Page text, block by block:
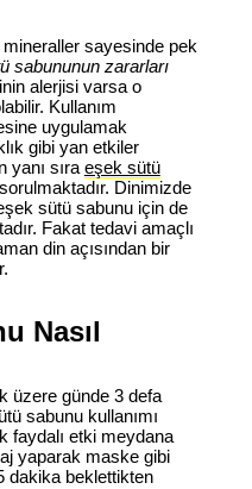
sayesinde pek
sabununun zararları
alerjisi varsa o
Kullanım
uygulamak
gibi yan etkiler
yanı sıra eşek sütü
Dinimizde
sütü sabunu için de
Fakat tedavi amaçlı
din açısından bir
Nasıl
üzere günde 3 defa
sabunu kullanımı
faydalı etki meydana
yaparak maske gibi
dakika beklettikten